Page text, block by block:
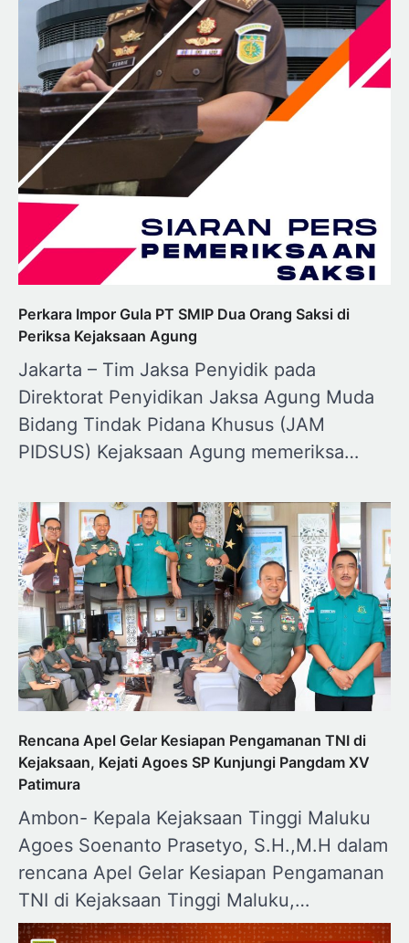
Perkara Impor Gula PT SMIP Dua Orang Saksi di
Periksa Kejaksaan Agung
Jakarta – Tim Jaksa Penyidik pada
Direktorat Penyidikan Jaksa Agung Muda
Bidang Tindak Pidana Khusus (JAM
PIDSUS) Kejaksaan Agung memeriksa…
Rencana Apel Gelar Kesiapan Pengamanan TNI di
Kejaksaan, Kejati Agoes SP Kunjungi Pangdam XV
Patimura
Ambon- Kepala Kejaksaan Tinggi Maluku
Agoes Soenanto Prasetyo, S.H.,M.H dalam
rencana Apel Gelar Kesiapan Pengamanan
TNI di Kejaksaan Tinggi Maluku,…